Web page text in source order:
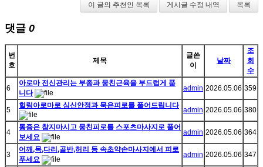
이 글의 추천인 목록 게시글 수정 내역 목록
댓글 0
번
호
제목
글쓴
이
날짜
조
회
수
6
아로마 전신관리는 부종과 뭉친근육을 부드럽게 풉
니다
admin 2026.05.06 359
5
힐링아로마로 심신안정과 묵은피로를 풀어드립니다
admin 2026.05.06 380
4
통증은 참지마시고 뭉친피로를 스포츠마사지로 풀어
보세요
admin 2026.05.06 364
3
어깨,목,다리,골반,허리 등 속초약손마사지에서 피로
푸세요
admin 2026.05.06 347